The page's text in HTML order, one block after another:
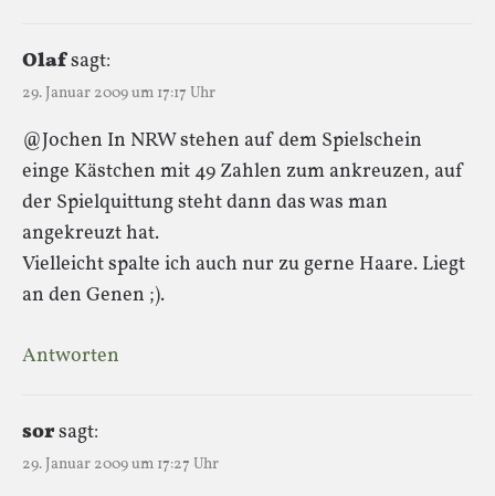
Olafsagt:
29. Januar 2009 um 17:17 Uhr
@Jochen In NRW stehen auf dem Spielschein
einge Kästchen mit 49 Zahlen zum ankreuzen, auf
der Spielquittung steht dann das was man
angekreuzt hat.
Vielleicht spalte ich auch nur zu gerne Haare. Liegt
an den Genen ;).
Antworten
sorsagt:
29. Januar 2009 um 17:27 Uhr